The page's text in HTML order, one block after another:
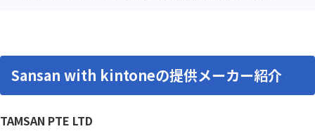
Sansan with kintoneの提供メーカー紹介
TAMSAN PTE LTD